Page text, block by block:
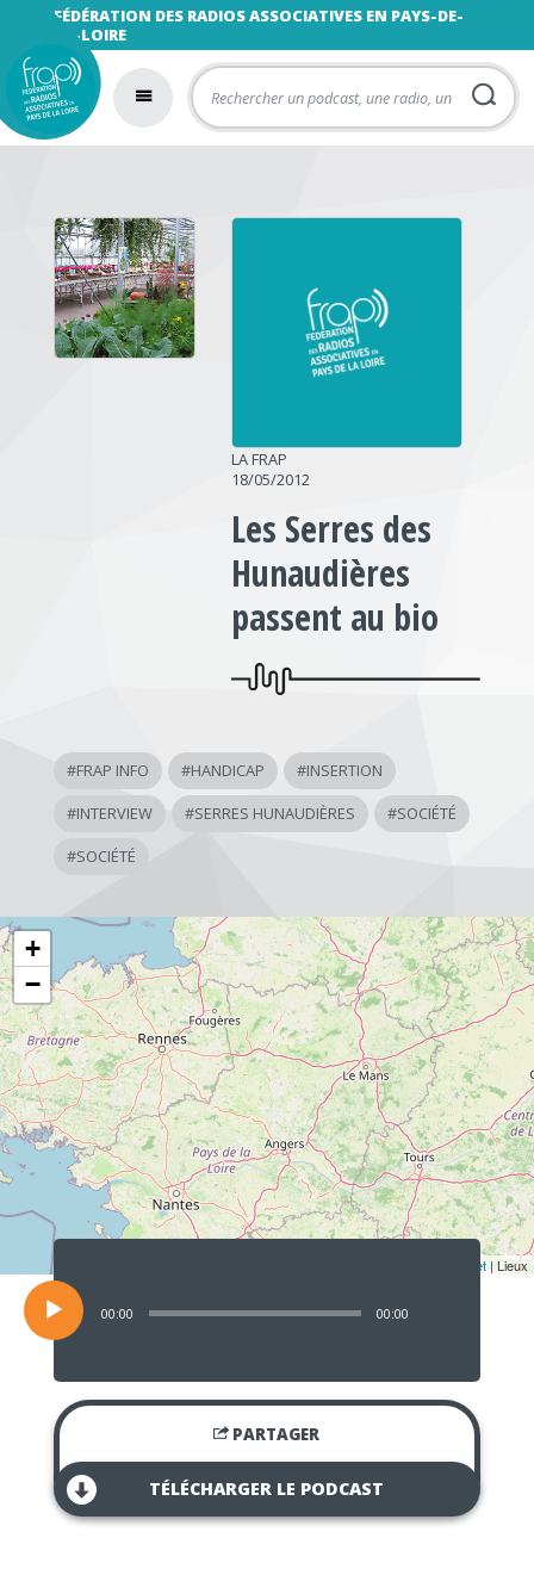
FÉDÉRATION DES RADIOS ASSOCIATIVES EN PAYS-DE-
LA-LOIRE
LA FRAP
18/05/2012
Les Serres des
Hunaudières
passent au bio
#FRAP INFO #HANDICAP #INSERTION
#INTERVIEW #SERRES HUNAUDIÈRES #SOCIÉTÉ
#SOCIÉTÉ
+
−
Leaflet | Lieux
Lecteur
audio
00:00 00:00
PARTAGER
TÉLÉCHARGER LE PODCAST